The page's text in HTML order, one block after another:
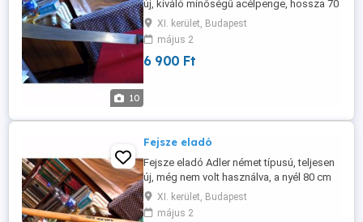
10
új, kiváló minőségű acélpenge, hossza 70
cm, formatervezett csúszásmentes
fogantyúval. Ára: 6 900 Ft Érdeklődni: Bp,
xi.Ker. Tel.: 06-70-344-1512 vagy
sandorfarkas@citromail.Hu
XI. kerület, Budapest
május 2
6 900 Ft
Fejsze eladó
Fejsze eladó Adler német típusú, teljesen
új, még nem volt használva, a nyél 80 cm
hosszú, erős lakkozott fa, formatervezett,
csúszásmentes a nyele, a penge
XI. kerület, Budapest
május 2